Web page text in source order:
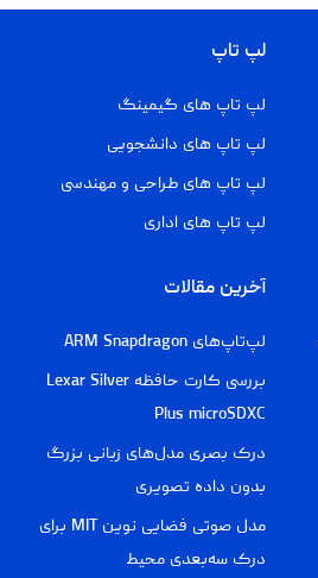
لپ تاپ
لپ تاپ های گیمینگ
لپ تاپ های دانشجویی
لپ تاپ های طراحی و مهندسی
لپ تاپ های اداری
آخرین مقالات
لپ‌تاپ‌های ARM Snapdragon
بررسی کارت حافظه Lexar Silver
Plus microSDXC
درک بصری مدل‌های زبانی بزرگ
بدون داده تصویری
مدل صوتی فضایی نوین MIT برای
درک سه‌بعدی محیط